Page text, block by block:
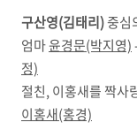
구산영(김태리)중심
엄마윤경문(박지영)
정)
절친, 이홍새를 짝사
이홍새(홍경)